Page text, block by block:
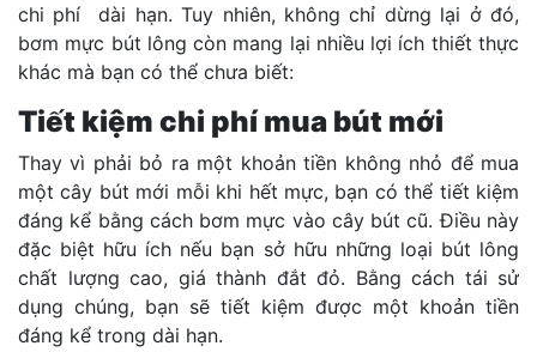
chi phí dài hạn. Tuy nhiên, không chỉ dừng lại ở đó,
bơm mực bút lông còn mang lại nhiều lợi ích thiết thực
khác mà bạn có thể chưa biết:
Tiết kiệm chi phí mua bút mới
Thay vì phải bỏ ra một khoản tiền không nhỏ để mua
một cây bút mới mỗi khi hết mực, bạn có thể tiết kiệm
đáng kể bằng cách bơm mực vào cây bút cũ. Điều này
đặc biệt hữu ích nếu bạn sở hữu những loại bút lông
chất lượng cao, giá thành đắt đỏ. Bằng cách tái sử
dụng chúng, bạn sẽ tiết kiệm được một khoản tiền
đáng kể trong dài hạn.